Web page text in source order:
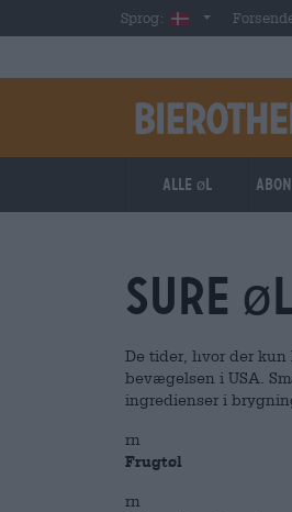
Skip to main contentSprog: Danish
Alle øl
sure øl
De tider, hvor der kun
bevægelsen i USA.
ingredienser i
rn
Frugtøl
rn